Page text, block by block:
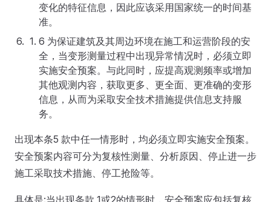
变化的特征信息，因此应该采用国家统一的时间基
准。
6 为保证建筑及其周边环境在施工和运营阶段的安
全，当变形测量过程中出现异常情况时，必须立即
实施安全预案。与此同时，应提高观测频率或增加
其他观测内容，获取更多、更全面、更准确的变形
信息，从而为采取安全技术措施提供信息支持服
务。
出现本条5 款中任一情形时，均必须立即实施安全预案。
安全预案内容可分为复核性测量、分析原因、停止进一步
施工采取技术措施、停工抢险等。